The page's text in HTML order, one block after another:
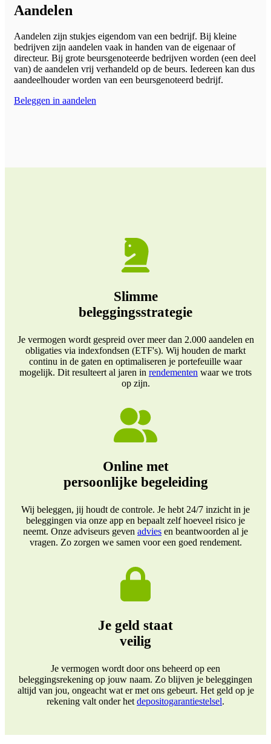
Aandelen
Aandelen zijn stukjes eigendom van een bedrijf. Bij kleine
bedrijven zijn aandelen vaak in handen van de eigenaar of
directeur. Bij grote beursgenoteerde bedrijven worden (een deel
van) de aandelen vrij verhandeld op de beurs. Iedereen kan dus
aandeelhouder worden van een beursgenoteerd bedrijf.
Beleggen in aandelen
Slimme
beleggingsstrategie
Je vermogen wordt gespreid over meer dan 2.000 aandelen en
obligaties via indexfondsen (ETF's). Wij houden de markt
continu in de gaten en optimaliseren je portefeuille waar
mogelijk. Dit resulteert al jaren in rendementen waar we trots
op zijn.
Online met
persoonlijke begeleiding
Wij beleggen, jij houdt de controle. Je hebt 24/7 inzicht in je
beleggingen via onze app en bepaalt zelf hoeveel risico je
neemt. Onze adviseurs geven advies en beantwoorden al je
vragen. Zo zorgen we samen voor een goed rendement.
Je geld staat
veilig
Je vermogen wordt door ons beheerd op een
beleggingsrekening op jouw naam. Zo blijven je beleggingen
altijd van jou, ongeacht wat er met ons gebeurt. Het geld op je
rekening valt onder het depositogarantiestelsel.